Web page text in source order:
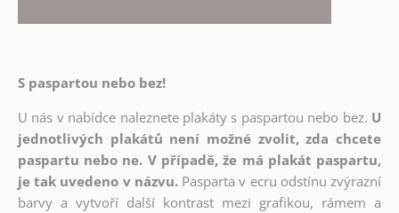
S paspartou nebo bez!
U nás v nabídce naleznete plakáty s paspartou nebo bez. U
jednotlivých plakátů není možné zvolit, zda chcete
paspartu nebo ne. V případě, že má plakát paspartu,
je tak uvedeno v názvu. Pasparta v ecru odstínu zvýrazní
barvy a vytvoří další kontrast mezi grafikou, rámem a